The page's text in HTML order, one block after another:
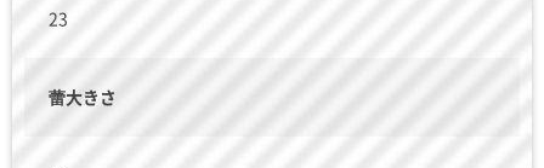
23
蕾大きさ